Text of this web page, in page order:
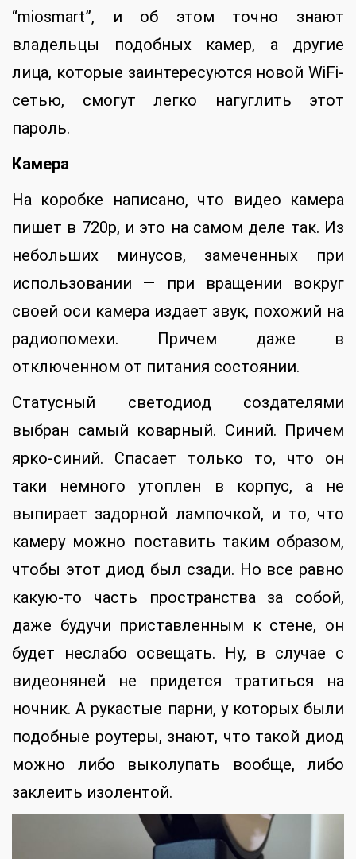
“miosmart”, и об этом точно знают
владельцы подобных камер, а другие
лица, которые заинтересуются новой WiFi-
сетью, смогут легко нагуглить этот
пароль.
Камера
На коробке написано, что видео камера
пишет в 720p, и это на самом деле так. Из
небольших минусов, замеченных при
использовании — при вращении вокруг
своей оси камера издает звук, похожий на
радиопомехи. Причем даже в
отключенном от питания состоянии.
Статусный светодиод создателями
выбран самый коварный. Синий. Причем
ярко-синий. Спасает только то, что он
таки немного утоплен в корпус, а не
выпирает задорной лампочкой, и то, что
камеру можно поставить таким образом,
чтобы этот диод был сзади. Но все равно
какую-то часть пространства за собой,
даже будучи приставленным к стене, он
будет неслабо освещать. Ну, в случае с
видеоняней не придется тратиться на
ночник. А рукастые парни, у которых были
подобные роутеры, знают, что такой диод
можно либо выколупать вообще, либо
заклеить изолентой.